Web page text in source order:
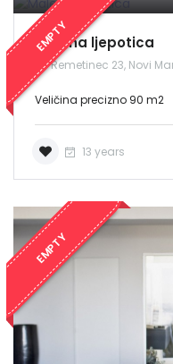
EMPTY
Malena ljepotica
Remetinec 23, Novi
Veličina precizno 90 m2
13 years
EMPTY